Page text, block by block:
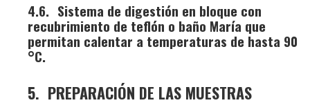
4.6. Sistema de digestión en bloque con
recubrimiento de teflón o baño María que
permitan calentar a temperaturas de hasta 90
°C.
5. PREPARACIÓN DE LAS MUESTRAS